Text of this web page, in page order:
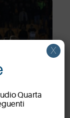
Quarta
X